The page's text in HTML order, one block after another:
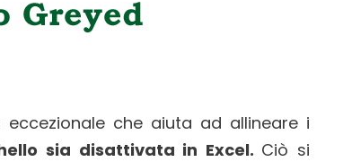
che aiuta ad allineare i
sia disattivata in Excel. Ciò si